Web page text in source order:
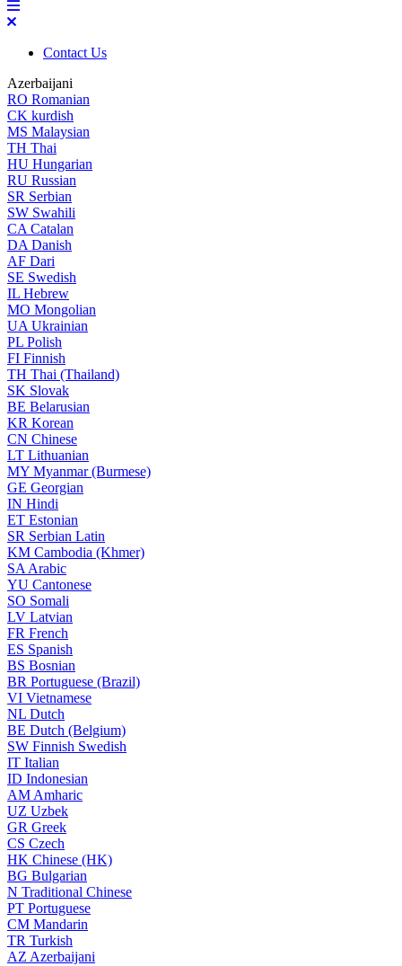
Contact Us
Azerbaijani
RO Romanian
CK kurdish
MS Malaysian
TH Thai
HU Hungarian
RU Russian
SR Serbian
SW Swahili
CA Catalan
DA Danish
AF Dari
SE Swedish
IL Hebrew
MO Mongolian
UA Ukrainian
PL Polish
FI Finnish
TH Thai (Thailand)
SK Slovak
BE Belarusian
KR Korean
CN Chinese
LT Lithuanian
MY Myanmar (Burmese)
GE Georgian
IN Hindi
ET Estonian
SR Serbian Latin
KM Cambodia (Khmer)
SA Arabic
YU Cantonese
SO Somali
LV Latvian
FR French
ES Spanish
BS Bosnian
BR Portuguese (Brazil)
VI Vietnamese
NL Dutch
BE Dutch (Belgium)
SW Finnish Swedish
IT Italian
ID Indonesian
AM Amharic
UZ Uzbek
GR Greek
CS Czech
HK Chinese (HK)
BG Bulgarian
N Traditional Chinese
PT Portuguese
CM Mandarin
TR Turkish
AZ Azerbaijani